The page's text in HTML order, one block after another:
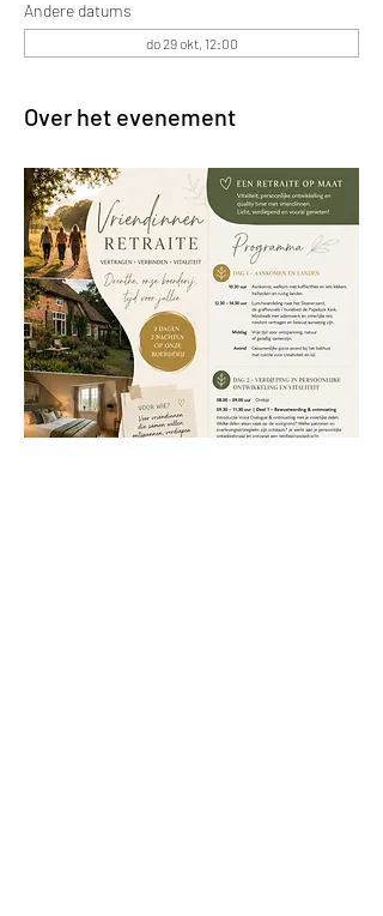
Andere datums
do 29 okt, 12:00
Over het evenement